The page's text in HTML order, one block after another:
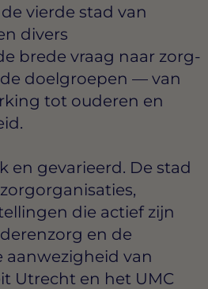
vierde stad van
divers
brede vraag naar zorg-
doelgroepen — van
tot ouderen en
en gevarieerd. De stad
die actief zijn
en de
aanwezigheid van
Utrecht en het UMC